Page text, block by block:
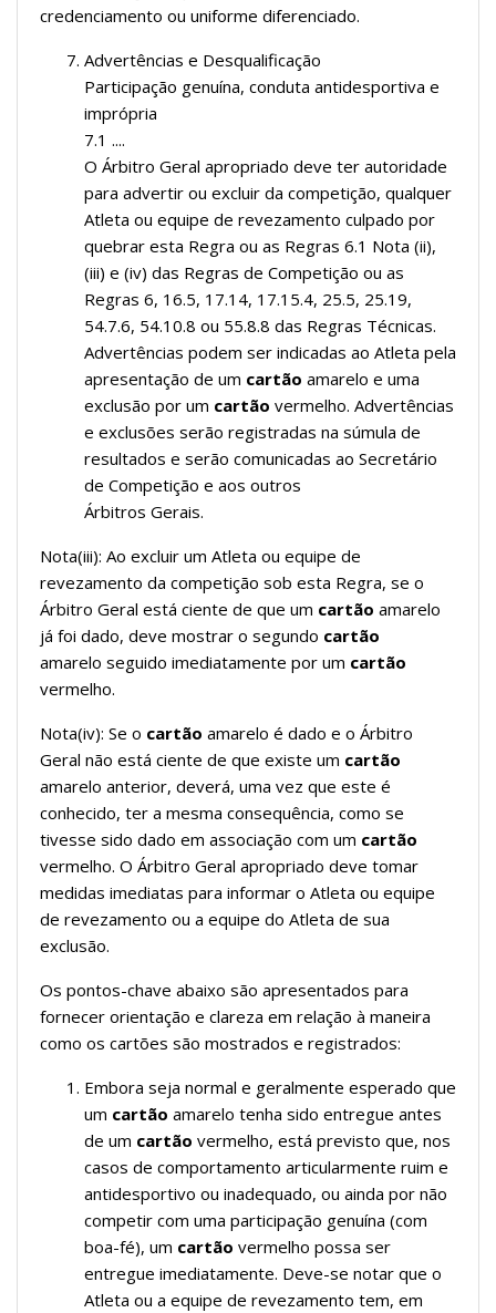
credenciamento ou uniforme diferenciado.
Advertências e Desqualificação
Participação genuína, conduta antidesportiva e
imprópria
7.1 ....
O Árbitro Geral apropriado deve ter autoridade
para advertir ou excluir da competição, qualquer
Atleta ou equipe de revezamento culpado por
quebrar esta Regra ou as Regras 6.1 Nota (ii),
(iii) e (iv) das Regras de Competição ou as
Regras 6, 16.5, 17.14, 17.15.4, 25.5, 25.19,
54.7.6, 54.10.8 ou 55.8.8 das Regras Técnicas.
Advertências podem ser indicadas ao Atleta pela
apresentação de um cartão amarelo e uma
exclusão por um cartão vermelho. Advertências
e exclusões serão registradas na súmula de
resultados e serão comunicadas ao Secretário
de Competição e aos outros
Árbitros Gerais.
Nota(iii): Ao excluir um Atleta ou equipe de
revezamento da competição sob esta Regra, se o
Árbitro Geral está ciente de que um cartão amarelo
já foi dado, deve mostrar o segundo cartão
amarelo seguido imediatamente por um cartão
vermelho.
Nota(iv): Se o cartão amarelo é dado e o Árbitro
Geral não está ciente de que existe um cartão
amarelo anterior, deverá, uma vez que este é
conhecido, ter a mesma consequência, como se
tivesse sido dado em associação com um cartão
vermelho. O Árbitro Geral apropriado deve tomar
medidas imediatas para informar o Atleta ou equipe
de revezamento ou a equipe do Atleta de sua
exclusão.
Os pontos-chave abaixo são apresentados para
fornecer orientação e clareza em relação à maneira
como os cartões são mostrados e registrados:
Embora seja normal e geralmente esperado que
um cartão amarelo tenha sido entregue antes
de um cartão vermelho, está previsto que, nos
casos de comportamento articularmente ruim e
antidesportivo ou inadequado, ou ainda por não
competir com uma participação genuína (com
boa-fé), um cartão vermelho possa ser
entregue imediatamente. Deve-se notar que o
Atleta ou a equipe de revezamento tem, em